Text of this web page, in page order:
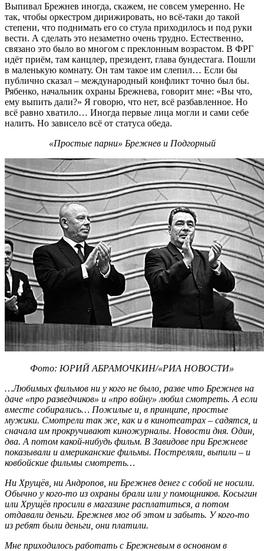
Выпивал Брежнев иногда, скажем, не совсем умеренно. Не
так, чтобы оркестром дирижировать, но всё-таки до такой
степени, что поднимать его со стула приходилось и под руки
вести. А сделать это незаметно очень трудно. Естественно,
связано это было во многом с преклонным возрастом. В ФРГ
идёт приём, там канцлер, президент, глава бундестага. Пошли
в маленькую комнату. Он там такое им слепил… Если бы
публично сказал – международный конфликт точно был бы.
Рябенко, начальник охраны Брежнева, говорит мне: «Вы что,
ему выпить дали?» Я говорю, что нет, всё разбавленное. Но
всё равно хватило… Иногда первые лица могли и сами себе
налить. Но зависело всё от статуса обеда.
«Простые парни» Брежнев и Подгорный
Фото: ЮРИЙ АБРАМОЧКИН/«РИА НОВОСТИ»
…Любимых фильмов ни у кого не было, разве что Брежнев на
даче «про разведчиков» и «про войну» любил смотреть. А если
вместе собирались… Пожилые и, в принципе, простые
мужики. Смотрели так же, как и в кинотеатрах – садятся, и
сначала им прокручивают киножурналы. Новости дня. Один,
два. А потом какой-нибудь фильм. В Завидове при Брежневе
показывали и американские фильмы. Постреляли, выпили – и
ковбойские фильмы смотреть…
Ни Хрущёв, ни Андропов, ни Брежнев денег с собой не носили.
Обычно у кого-то из охраны брали или у помощников. Косыгин
или Хрущёв просили в магазине расплатиться, а потом
отдавали деньги. Брежнев мог об этом и забыть. У кого-то
из ребят были деньги, они платили.
Мне приходилось работать с Брежневым в основном в